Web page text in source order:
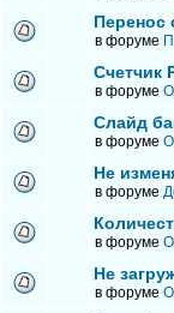
Перенос
в форуме
Счетчик
в форуме
Слайд
в форуме
Не
в форуме
в форуме
Не
в форуме